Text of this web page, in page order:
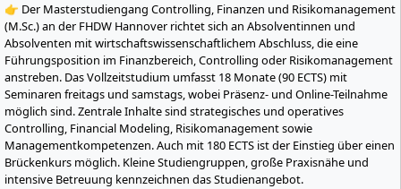
👉 Der Masterstudiengang Controlling, Finanzen und Risikomanagement
(M.Sc.) an der FHDW Hannover richtet sich an Absolventinnen und
Absolventen mit wirtschaftswissenschaftlichem Abschluss, die eine
Führungsposition im Finanzbereich, Controlling oder Risikomanagement
anstreben. Das Vollzeitstudium umfasst 18 Monate (90 ECTS) mit
Seminaren freitags und samstags, wobei Präsenz- und Online-Teilnahme
möglich sind. Zentrale Inhalte sind strategisches und operatives
Controlling, Financial Modeling, Risikomanagement sowie
Managementkompetenzen. Auch mit 180 ECTS ist der Einstieg über einen
Brückenkurs möglich. Kleine Studiengruppen, große Praxisnähe und
intensive Betreuung kennzeichnen das Studienangebot.